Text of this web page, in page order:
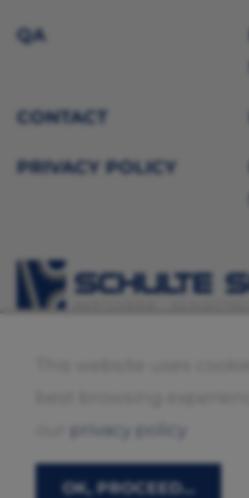
QA
CONTACT
PRIVACY POLICY
privacy policy
OK, PROCEED…